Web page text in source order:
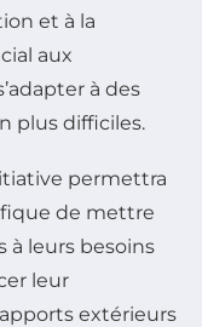
et à la
aux
à des
plus difficiles.
permettra
de mettre
leurs besoins
leur
extérieurs